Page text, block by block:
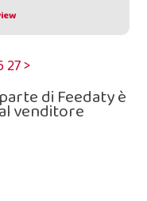
27>
di Feedaty è
venditore